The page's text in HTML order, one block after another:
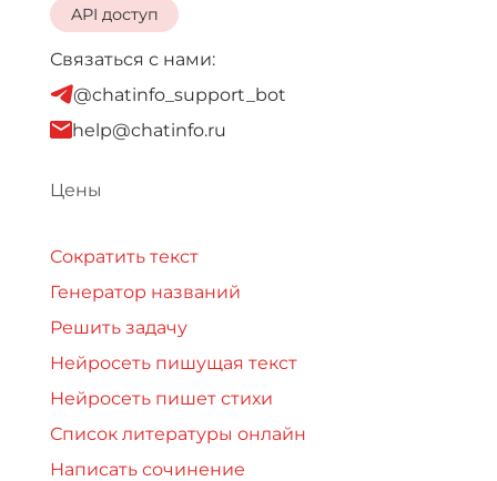
API доступ
Связаться с нами:
@chatinfo_support_bot
help@chatinfo.ru
Цены
Сократить текст
Генератор названий
Решить задачу
Нейросеть пишущая текст
Нейросеть пишет стихи
Список литературы онлайн
Написать сочинение